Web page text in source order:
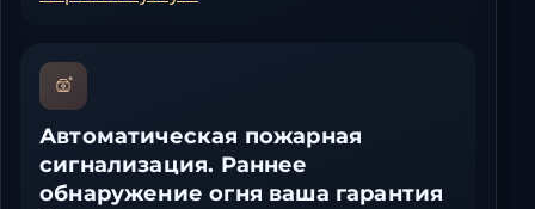
Автоматическая пожарная
сигнализация. Раннее
обнаружение огня ваша гарантия